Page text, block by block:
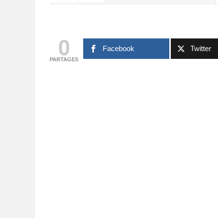
0
PARTAGES
Facebook Twitter